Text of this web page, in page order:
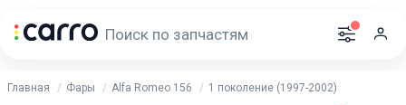
Главная Фары Alfa Romeo 156 1 поколение (1997-2002)